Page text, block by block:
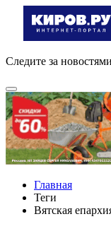
Следите за
Главная
Теги
Вятская